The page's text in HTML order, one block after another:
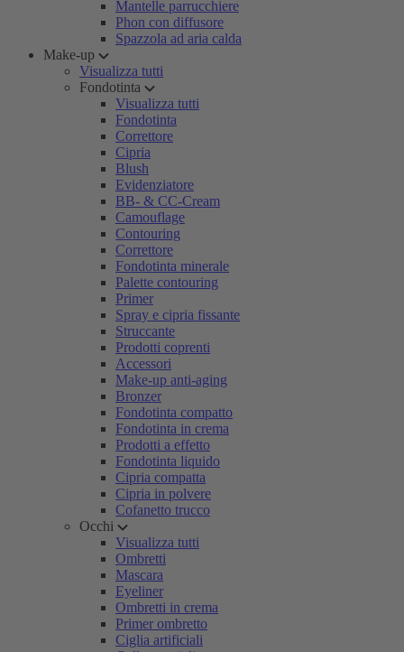
Mantelle parrucchiere
Phon con diffusore
Spazzola ad aria calda
Make-up
Visualizza tutti
Fondotinta
Visualizza tutti
Fondotinta
Correttore
Cipria
Blush
Evidenziatore
BB- & CC-Cream
Camouflage
Contouring
Correttore
Fondotinta minerale
Palette contouring
Primer
Spray e cipria fissante
Struccante
Prodotti coprenti
Accessori
Make-up anti-aging
Bronzer
Fondotinta compatto
Fondotinta in crema
Prodotti a effetto
Fondotinta liquido
Cipria compatta
Cipria in polvere
Cofanetto trucco
Occhi
Visualizza tutti
Ombretti
Mascara
Eyeliner
Ombretti in crema
Primer ombretto
Ciglia artificiali